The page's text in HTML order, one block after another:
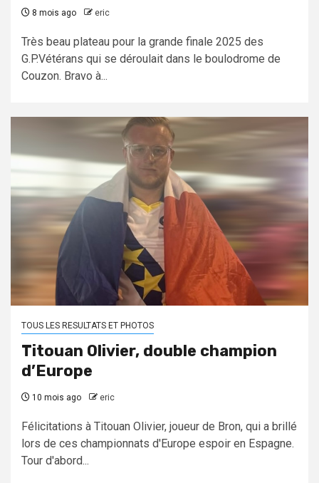
8 mois ago eric
Très beau plateau pour la grande finale 2025 des
G.P.Vétérans qui se déroulait dans le boulodrome de
Couzon. Bravo à...
TOUS LES RESULTATS ET PHOTOS
Titouan Olivier, double champion
d’Europe
10 mois ago eric
Félicitations à Titouan Olivier, joueur de Bron, qui a brillé
lors de ces championnats d'Europe espoir en Espagne.
Tour d'abord...